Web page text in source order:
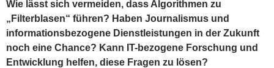
Wie lässt sich vermeiden, dass Algorithmen zu
„Filterblasen“ führen? Haben Journalismus und
informationsbezogene Dienstleistungen in der Zukunft
noch eine Chance? Kann IT-bezogene Forschung und
Entwicklung helfen, diese Fragen zu lösen?